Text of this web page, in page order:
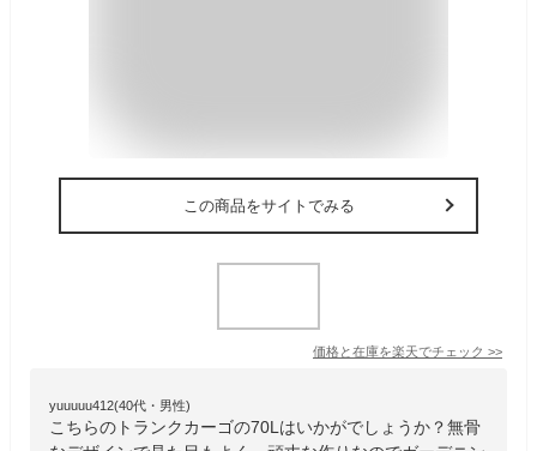
この商品をサイトでみる
価格と在庫を楽天でチェック >>
yuuuuu412(40代・男性)
こちらのトランクカーゴの70Lはいかがでしょうか？無骨